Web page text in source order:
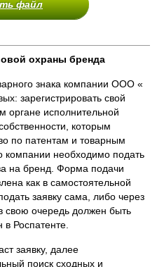
файл
охраны бренда
знака компании ООО «
зарегистрировать свой
органе исполнительной
которым
по патентам и товарным
компании необходимо подать
на бренд. Форма подачи
как в самостоятельной
заявку сама, либо через
свою очередь должен быть
в Роспатенте.
заявку, далее
поиск сходных и